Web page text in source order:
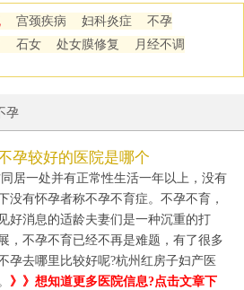
宫颈疾病 妇科炎症
不孕
石女 处女膜修复 月经不调
孕
孕较好的医院是哪个
居一处并有正常性生活一年以上，没有
没有怀孕者称不孕不育症。不孕不育，
好消息的适龄夫妻们是一种沉重的打
，不孕不育已经不再是难题，有了很多
孕去哪里比较好呢?杭州红房子妇产医
》》想知道更多医院信息?点击文章下